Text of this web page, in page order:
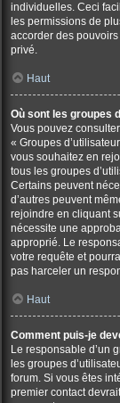
individuelles. Ceci
les permissions de
accorder des
privé.
Haut
Où sont les groupes
Vous pouvez
« Groupes
vous souhaitez en
tous les groupes
Certains peuvent
d’autres peuvent
rejoindre en cliquant
nécessite une
approprié. Le
votre requête et
pas harceler un
Haut
Comment puis-je
Le responsable d’un
les groupes
forum. Si vous êtes
premier contact